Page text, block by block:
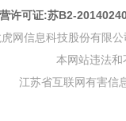
许可证:苏B2-
虎网信息科技股份有限
本网站违法
江苏省互联网有害